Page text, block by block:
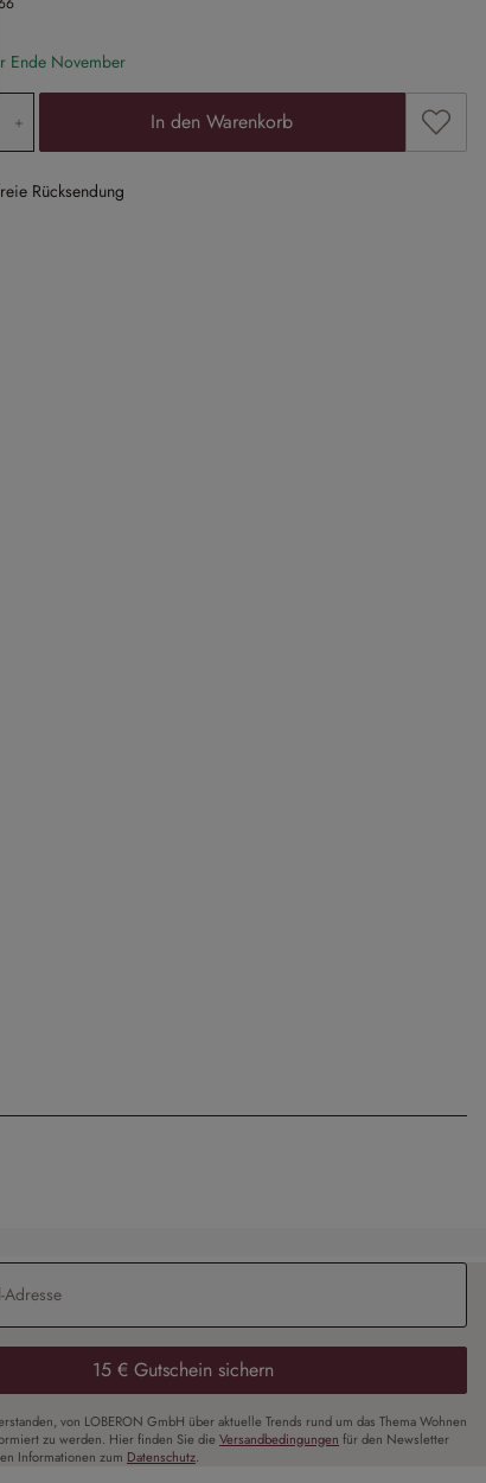
Ende November
Anzahl: Gib den gewünschten
In den Warenkorb Zum
Rücksendung
15 € Gutschein sichern
von LOBERON GmbH über aktuelle Trends rund um das Thema Wohnen
zu werden. Hier finden Sie die Versandbedingungen für den Newsletter
Informationen zum Datenschutz.